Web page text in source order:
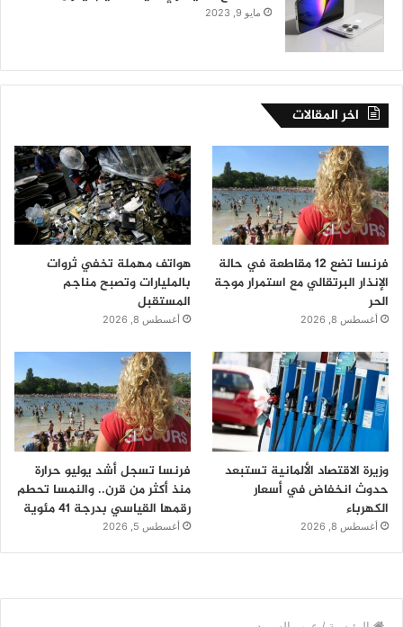
مايو 9, 2023
اخر المقالات
فرنسا تضع 12 مقاطعة في حالة
الإنذار البرتقالي مع استمرار موجة
الحر
أغسطس 8, 2026
هواتف مهملة تخفي ثروات
بالمليارات وتصبح مناجم
المستقبل
أغسطس 8, 2026
وزيرة الاقتصاد الألمانية تستبعد
حدوث انخفاض في أسعار
الكهرباء
أغسطس 8, 2026
فرنسا تسجل أشد يوليو حرارة
منذ أكثر من قرن.. والنمسا تحطم
رقمها القياسي بدرجة 41 مئوية
أغسطس 5, 2026